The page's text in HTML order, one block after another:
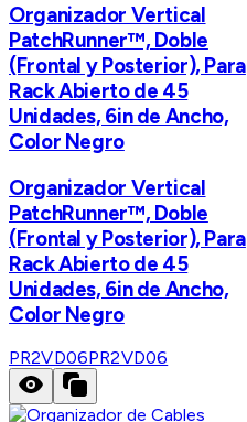
Organizador Vertical
PatchRunner™, Doble
(Frontal y Posterior), Para
Rack Abierto de 45
Unidades, 6in de Ancho,
Color Negro
Organizador Vertical
PatchRunner™, Doble
(Frontal y Posterior), Para
Rack Abierto de 45
Unidades, 6in de Ancho,
Color Negro
PR2VD06PR2VD06